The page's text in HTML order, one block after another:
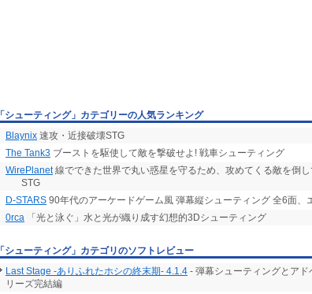
「シューティング」カテゴリーの人気ランキング
Blaynix 速攻・近接破壊STG
The Tank3 ブーストを駆使して敵を撃破せよ! 戦車シューティング
WirePlanet線でできた世界で丸い惑星を守るため、攻めてくる敵を倒
STG
D-STARS 90年代のアーケードゲーム風 弾幕縦シューティング 全6面、
0rca 「光と泳ぐ」水と光が織り成す幻想的3Dシューティング
「シューティング」カテゴリのソフトレビュー
Last Stage -ありふれたホシの終末期- 4.1.4 - 弾幕シューティングとア
リーズ完結編